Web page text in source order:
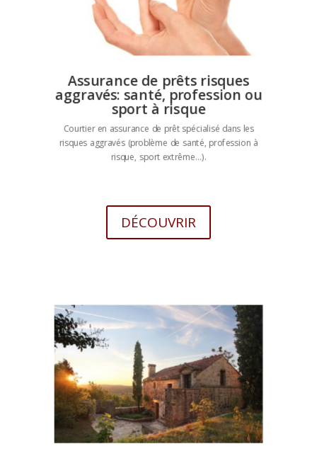
Assurance de prêts risques
aggravés: santé, profession ou
sport à risque
Courtier en assurance de prêt spécialisé dans les
risques aggravés (problème de santé, profession à
risque, sport extrême…).
DÉCOUVRIR